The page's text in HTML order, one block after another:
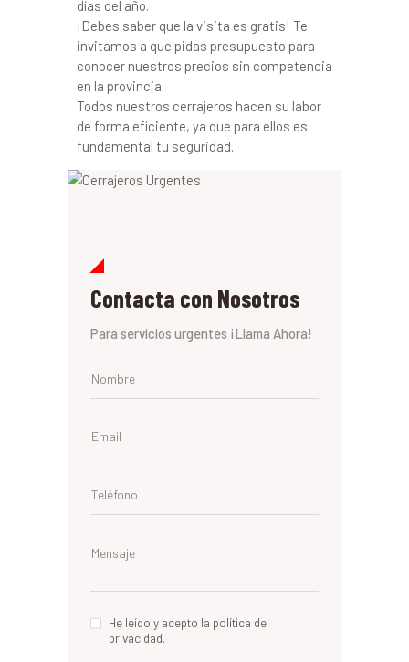
días del año.
¡Debes saber que la visita es gratis! Te
invitamos a que pidas presupuesto para
conocer nuestros precios sin competencia
en la provincia.
Todos nuestros cerrajeros hacen su labor
de forma eficiente, ya que para ellos es
fundamental tu seguridad.
Contacta con Nosotros
Para servicios urgentes ¡Llama Ahora!
He leído y acepto la política de
privacidad.